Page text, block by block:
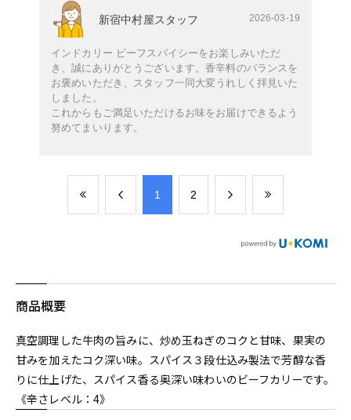
新宿中村屋スタッフ 2026-03-19
インドカリー ビーフスパイシーをお楽しみいただ
き、誠にありがとうございます。香辛料のバランスを
お褒めいただき、スタッフ一同大変うれしく拝見いた
しました。
これからもご満足いただけるお味をお届けできるよう
努めてまいります。
​1 ​2
商品概要
真空調理した牛肉の旨みに、炒め玉ねぎのコクと甘味、果実の
甘みを加えたコク深い味。スパイス３段仕込み製法で芳醇な香
りに仕上げた、スパイス香る奥深い味わいのビーフカリーです。
《辛さレベル：4》